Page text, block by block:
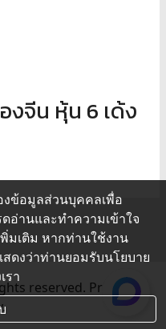
งจีน หุ้น 6 เด้ง
reserved. Privacy
งข้อมูลส่วนบุคคลเพื่อ
านและทำความเข้าใจ
พิ่มเติม หากท่านใช้งาน
สดงว่าท่านยอมรับนโยบาย
รา